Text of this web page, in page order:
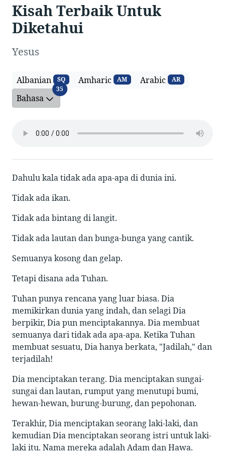
Kisah Terbaik Untuk
Diketahui
Yesus
Albanian SQ Amharic AM Arabic AR
Bahasa
35 Bahasa
Dahulu kala tidak ada apa-apa di dunia ini.
Tidak ada ikan.
Tidak ada bintang di langit.
Tidak ada lautan dan bunga-bunga yang cantik.
Semuanya kosong dan gelap.
Tetapi disana ada Tuhan.
Tuhan punya rencana yang luar biasa. Dia
memikirkan dunia yang indah, dan selagi Dia
berpikir, Dia pun menciptakannya. Dia membuat
semuanya dari tidak ada apa-apa. Ketika Tuhan
membuat sesuatu, Dia hanya berkata, "Jadilah," dan
terjadilah!
Dia menciptakan terang. Dia menciptakan sungai-
sungai dan lautan, rumput yang menutupi bumi,
hewan-hewan, burung-burung, dan pepohonan.
Terakhir, Dia menciptakan seorang laki-laki, dan
kemudian Dia menciptakan seorang istri untuk laki-
laki itu. Nama mereka adalah Adam dan Hawa.